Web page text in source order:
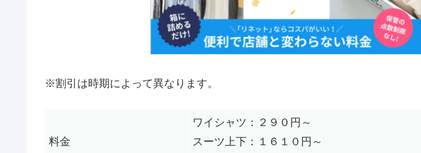
※割引は時期によって異なります。
料金
ワイシャツ：２９０円～
スーツ上下：１６１０円～